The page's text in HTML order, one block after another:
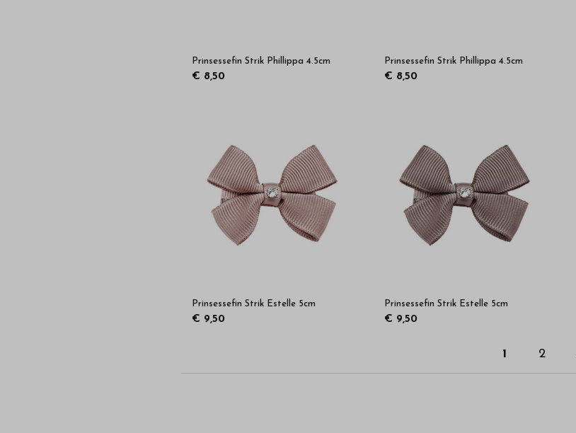
Prinsessefin Strik Phillippa 4.5cm
€ 8,50
Prinsessefin Strik Phillippa 4.5cm
€ 8,50
Prinsessefin Strik Estelle 5cm
€ 9,50
Prinsessefin Strik Estelle 5cm
€ 9,50
1 2